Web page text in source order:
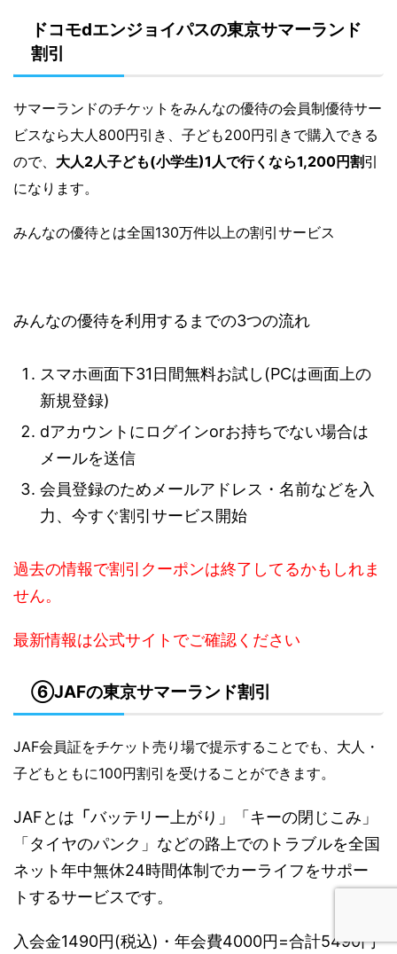
ドコモdエンジョイパスの東京サマーランド
割引
サマーランドのチケットをみんなの優待の会員制優待サー
ビスなら大人800円引き、子ども200円引きで購入できる
ので、 大人2人子ども(小学生)1人で行くなら1,200円割引
になります。
みんなの優待とは全国130万件以上の割引サービス
みんなの優待を利用するまでの3つの流れ
スマホ画面下31日間無料お試し(PCは画面上の
新規登録)
dアカウントにログインorお持ちでない場合は
メールを送信
会員登録のためメールアドレス・名前などを入
力、今すぐ割引サービス開始
過去の情報で割引クーポンは終了してるかもしれま
せん。
最新情報は公式サイトでご確認ください
⑥JAFの東京サマーランド割引
JAF会員証をチケット売り場で提示することでも、大人・
子どもともに100円割引を受けることができます。
JAFとは 「 バッテリー上がり」「キーの閉じこみ」
「タイヤのパンク」などの路上でのトラブルを全国
ネット年中無休24時間体制でカーライフをサポー
トするサービスです。
入会金1490円(税込)・年会費4000円=合計5490円